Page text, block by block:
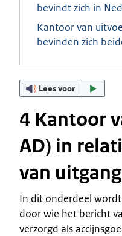
bevindt zich in
Kantoor van
bevinden zich
Lees voor
4 Kantoor
AD) in
van
In dit onderdeel
door wie het bericht
verzorgd als